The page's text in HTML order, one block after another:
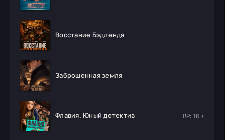
Восстание Бэдленда
Заброшенная земля
Флавия. Юный детектив ВР: 16 +